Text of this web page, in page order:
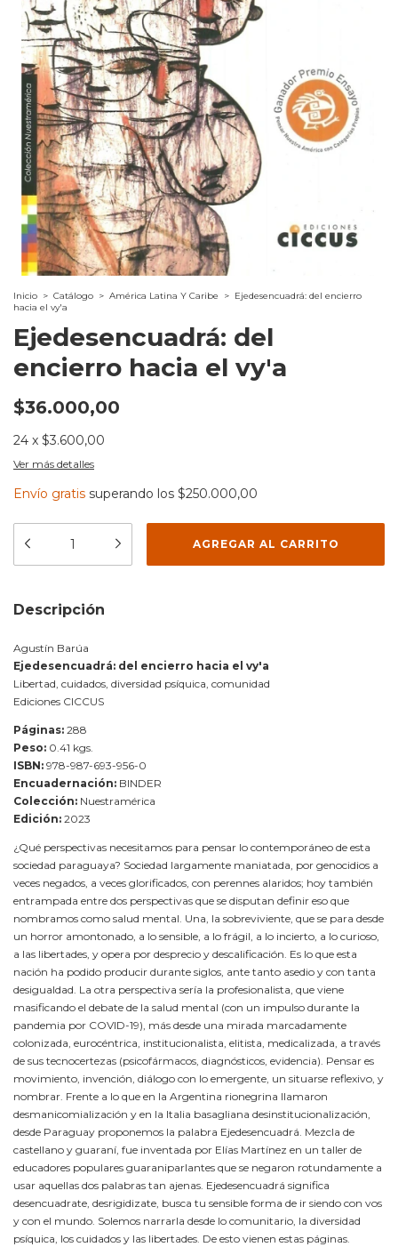
Inicio > Catálogo > América Latina Y Caribe > Ejedesencuadrá: del encierro
hacia el vy'a
Ejedesencuadrá: del
encierro hacia el vy'a
$36.000,00
24 x $3.600,00
Ver más detalles
Envío gratis superando los $250.000,00
Descripción
Agustín Barúa
Ejedesencuadrá: del encierro hacia el vy'a
Libertad, cuidados, diversidad psíquica, comunidad
Ediciones CICCUS
Páginas: 288
Peso: 0.41 kgs.
ISBN: 978-987-693-956-0
Encuadernación: BINDER
Colección: Nuestramérica
Edición: 2023
¿Qué perspectivas necesitamos para pensar lo contemporáneo de esta
sociedad paraguaya? Sociedad largamente maniatada, por genocidios a
veces negados, a veces glorificados, con perennes alaridos; hoy también
entrampada entre dos perspectivas que se disputan definir eso que
nombramos como salud mental. Una, la sobreviviente, que se para desde
un horror amontonado, a lo sensible, a lo frágil, a lo incierto, a lo curioso,
a las libertades, y opera por desprecio y descalificación. Es lo que esta
nación ha podido producir durante siglos, ante tanto asedio y con tanta
desigualdad. La otra perspectiva sería la profesionalista, que viene
masificando el debate de la salud mental (con un impulso durante la
pandemia por COVID-19), más desde una mirada marcadamente
colonizada, eurocéntrica, institucionalista, elitista, medicalizada, a través
de sus tecnocertezas (psicofármacos, diagnósticos, evidencia). Pensar es
movimiento, invención, diálogo con lo emergente, un situarse reflexivo, y
nombrar. Frente a lo que en la Argentina rionegrina llamaron
desmanicomialización y en la Italia basagliana desinstitucionalización,
desde Paraguay proponemos la palabra Ejedesencuadrá. Mezcla de
castellano y guaraní, fue inventada por Elías Martínez en un taller de
educadores populares guaraniparlantes que se negaron rotundamente a
usar aquellas dos palabras tan ajenas. Ejedesencuadrá significa
desencuadrate, desrigidizate, busca tu sensible forma de ir siendo con vos
y con el mundo. Solemos narrarla desde lo comunitario, la diversidad
psíquica, los cuidados y las libertades. De esto vienen estas páginas.